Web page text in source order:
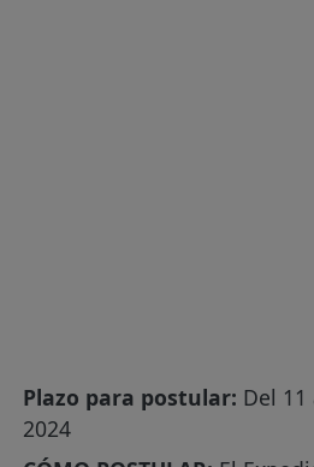
Plazo para postular: Del
2024